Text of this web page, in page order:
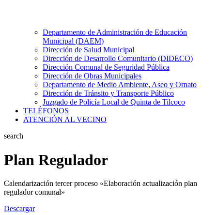
Departamento de Administración de Educación
Municipal (DAEM)
Dirección de Salud Municipal
Dirección de Desarrollo Comunitario (DIDECO)
Dirección Comunal de Seguridad Pública
Dirección de Obras Municipales
Departamento de Medio Ambiente, Aseo y Ornato
Dirección de Tránsito y Transporte Público
Juzgado de Policía Local de Quinta de Tilcoco
TELÉFONOS
ATENCIÓN AL VECINO
search
Plan Regulador
Calendarización tercer proceso «Elaboración actualización plan
regulador comunal»
Descargar